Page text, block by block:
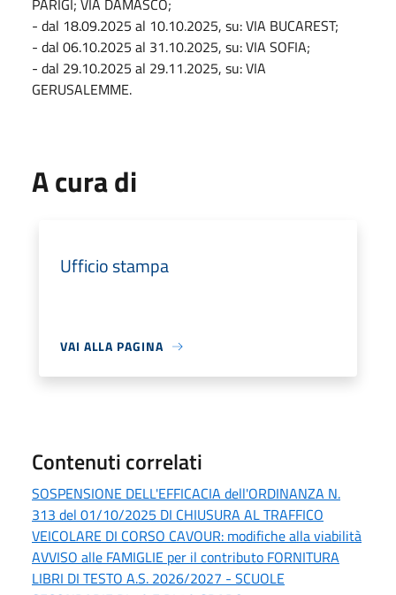
PARIGI; VIA DAMASCO;
- dal 18.09.2025 al 10.10.2025, su: VIA BUCAREST;
- dal 06.10.2025 al 31.10.2025, su: VIA SOFIA;
- dal 29.10.2025 al 29.11.2025, su: VIA
GERUSALEMME.
A cura di
Ufficio stampa
VAI ALLA PAGINA
Contenuti correlati
SOSPENSIONE DELL'EFFICACIA dell'ORDINANZA N.
313 del 01/10/2025 DI CHIUSURA AL TRAFFICO
VEICOLARE DI CORSO CAVOUR: modifiche alla viabilità
AVVISO alle FAMIGLIE per il contributo FORNITURA
LIBRI DI TESTO A.S. 2026/2027 - SCUOLE